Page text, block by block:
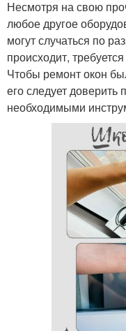
Несмотря на свою
любое другое
могут случаться по
происходит,
Чтобы ремонт окон
его следует
необходимыми